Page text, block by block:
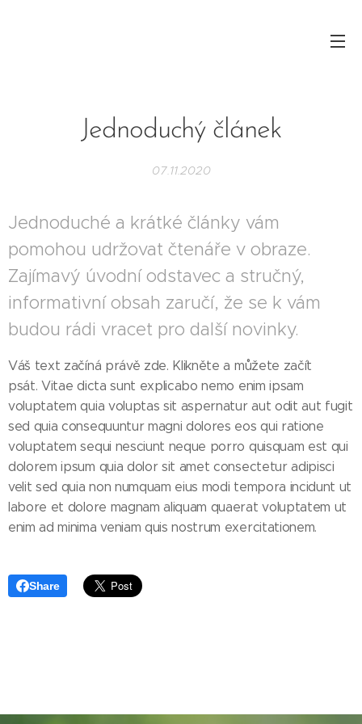
Jednoduchý článek
07.11.2020
Jednoduché a krátké články vám
pomohou udržovat čtenáře v obraze.
Zajímavý úvodní odstavec a stručný,
informativní obsah zaručí, že se k vám
budou rádi vracet pro další novinky.
Váš text začíná právě zde. Klikněte a můžete začít
psát. Vitae dicta sunt explicabo nemo enim ipsam
voluptatem quia voluptas sit aspernatur aut odit aut fugit
sed quia consequuntur magni dolores eos qui ratione
voluptatem sequi nesciunt neque porro quisquam est qui
dolorem ipsum quia dolor sit amet consectetur adipisci
velit sed quia non numquam eius modi tempora incidunt ut
labore et dolore magnam aliquam quaerat voluptatem ut
enim ad minima veniam quis nostrum exercitationem.
Share